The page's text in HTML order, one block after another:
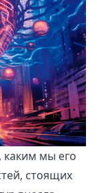
мы его
стоящих